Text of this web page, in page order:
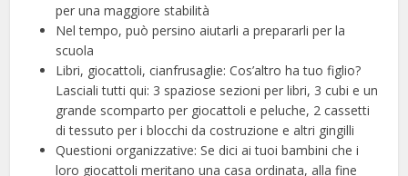
per una maggiore stabilità
Nel tempo, può persino aiutarli a prepararli per la
scuola
Libri, giocattoli, cianfrusaglie: Cos’altro ha tuo figlio?
Lasciali tutti qui: 3 spaziose sezioni per libri, 3 cubi e un
grande scomparto per giocattoli e peluche, 2 cassetti
di tessuto per i blocchi da costruzione e altri gingilli
Questioni organizzative: Se dici ai tuoi bambini che i
loro giocattoli meritano una casa ordinata, alla fine